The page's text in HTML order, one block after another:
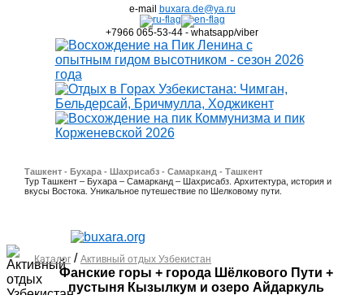
e-mail buxara.de@ya.ru
+7966 065-53-44 - whatsapp/viber
Ташкент - Бухара - Шахрисабз - Самарканд - Ташкент
Тур Ташкент – Бухара – Самарканд – Шахрисабз. Архитектура, история и
вкусы Востока. Уникальное путешествие по Шелковому пути.
Каталог / Активный отдых Узбекистан
Фанские горы + города Шёлкового Пути +
пустыня Кызылкум и озеро Айдаркуль